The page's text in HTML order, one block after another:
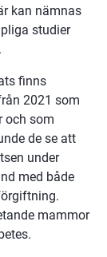
kan nämnas
studier
finns
2021 som
och som
de se att
under
med både
mammor